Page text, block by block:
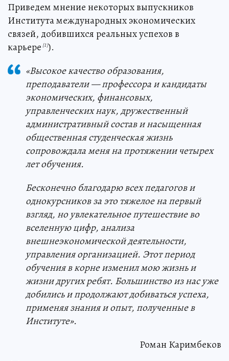
Приведем мнение некоторых выпускников
Института международных экономических
связей, добившихся реальных успехов в
карьере [1]).
«Высокое качество образования,
преподаватели — профессора и кандидаты
экономических, финансовых,
управленческих наук, дружественный
административный состав и насыщенная
общественная студенческая жизнь
сопровождала меня на протяжении четырех
лет обучения.
Бесконечно благодарю всех педагогов и
однокурсников за это тяжелое на первый
взгляд, но увлекательное путешествие во
вселенную цифр, анализа
внешнеэкономической деятельности,
управления организацией. Этот период
обучения в корне изменил мою жизнь и
жизни других ребят. Большинство из нас уже
добились и продолжают добиваться успеха,
применяя знания и опыт, полученные в
Институте».
Роман Каримбеков